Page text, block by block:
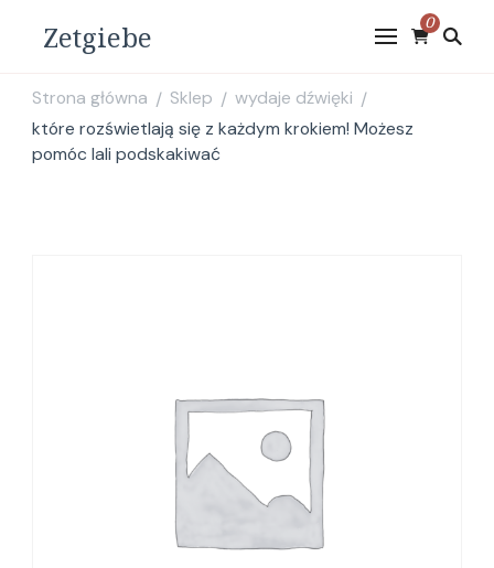
Zetgiebe 0
Strona główna / Sklep / wydaje dźwięki /
które rozświetlają się z każdym krokiem! Możesz
pomóc lali podskakiwać